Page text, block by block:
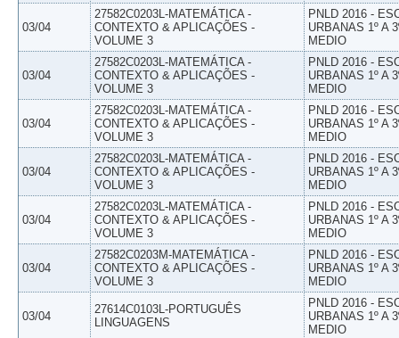
03/04
27582C0203L-MATEMÁTICA -
CONTEXTO & APLICAÇÕES -
VOLUME 3
PNLD 2016 -
URBANAS 1º A
MEDIO
03/04
27582C0203L-MATEMÁTICA -
CONTEXTO & APLICAÇÕES -
VOLUME 3
PNLD 2016 -
URBANAS 1º A
MEDIO
03/04
27582C0203L-MATEMÁTICA -
CONTEXTO & APLICAÇÕES -
VOLUME 3
PNLD 2016 -
URBANAS 1º A
MEDIO
03/04
27582C0203L-MATEMÁTICA -
CONTEXTO & APLICAÇÕES -
VOLUME 3
PNLD 2016 -
URBANAS 1º A
MEDIO
03/04
27582C0203L-MATEMÁTICA -
CONTEXTO & APLICAÇÕES -
VOLUME 3
PNLD 2016 -
URBANAS 1º A
MEDIO
03/04
27582C0203M-MATEMÁTICA -
CONTEXTO & APLICAÇÕES -
VOLUME 3
PNLD 2016 -
URBANAS 1º A
MEDIO
03/04
27614C0103L-PORTUGUÊS
LINGUAGENS
PNLD 2016 -
URBANAS 1º A
MEDIO